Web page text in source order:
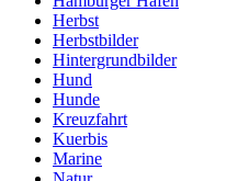
Herbst
Herbstbilder
Hintergrundbilder
Hund
Hunde
Kreuzfahrt
Kuerbis
Marine